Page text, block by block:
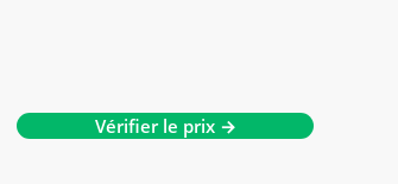
Vérifier le prix →